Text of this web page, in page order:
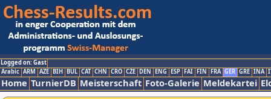
Logged on: Gast
Arabic ARM AZE BIH BUL CAT CHN CRO CZE DEN ENG ESP FAI FIN FRA GER GRE INA
Home TurnierDB Meisterschaft Foto-Galerie Meldekartei